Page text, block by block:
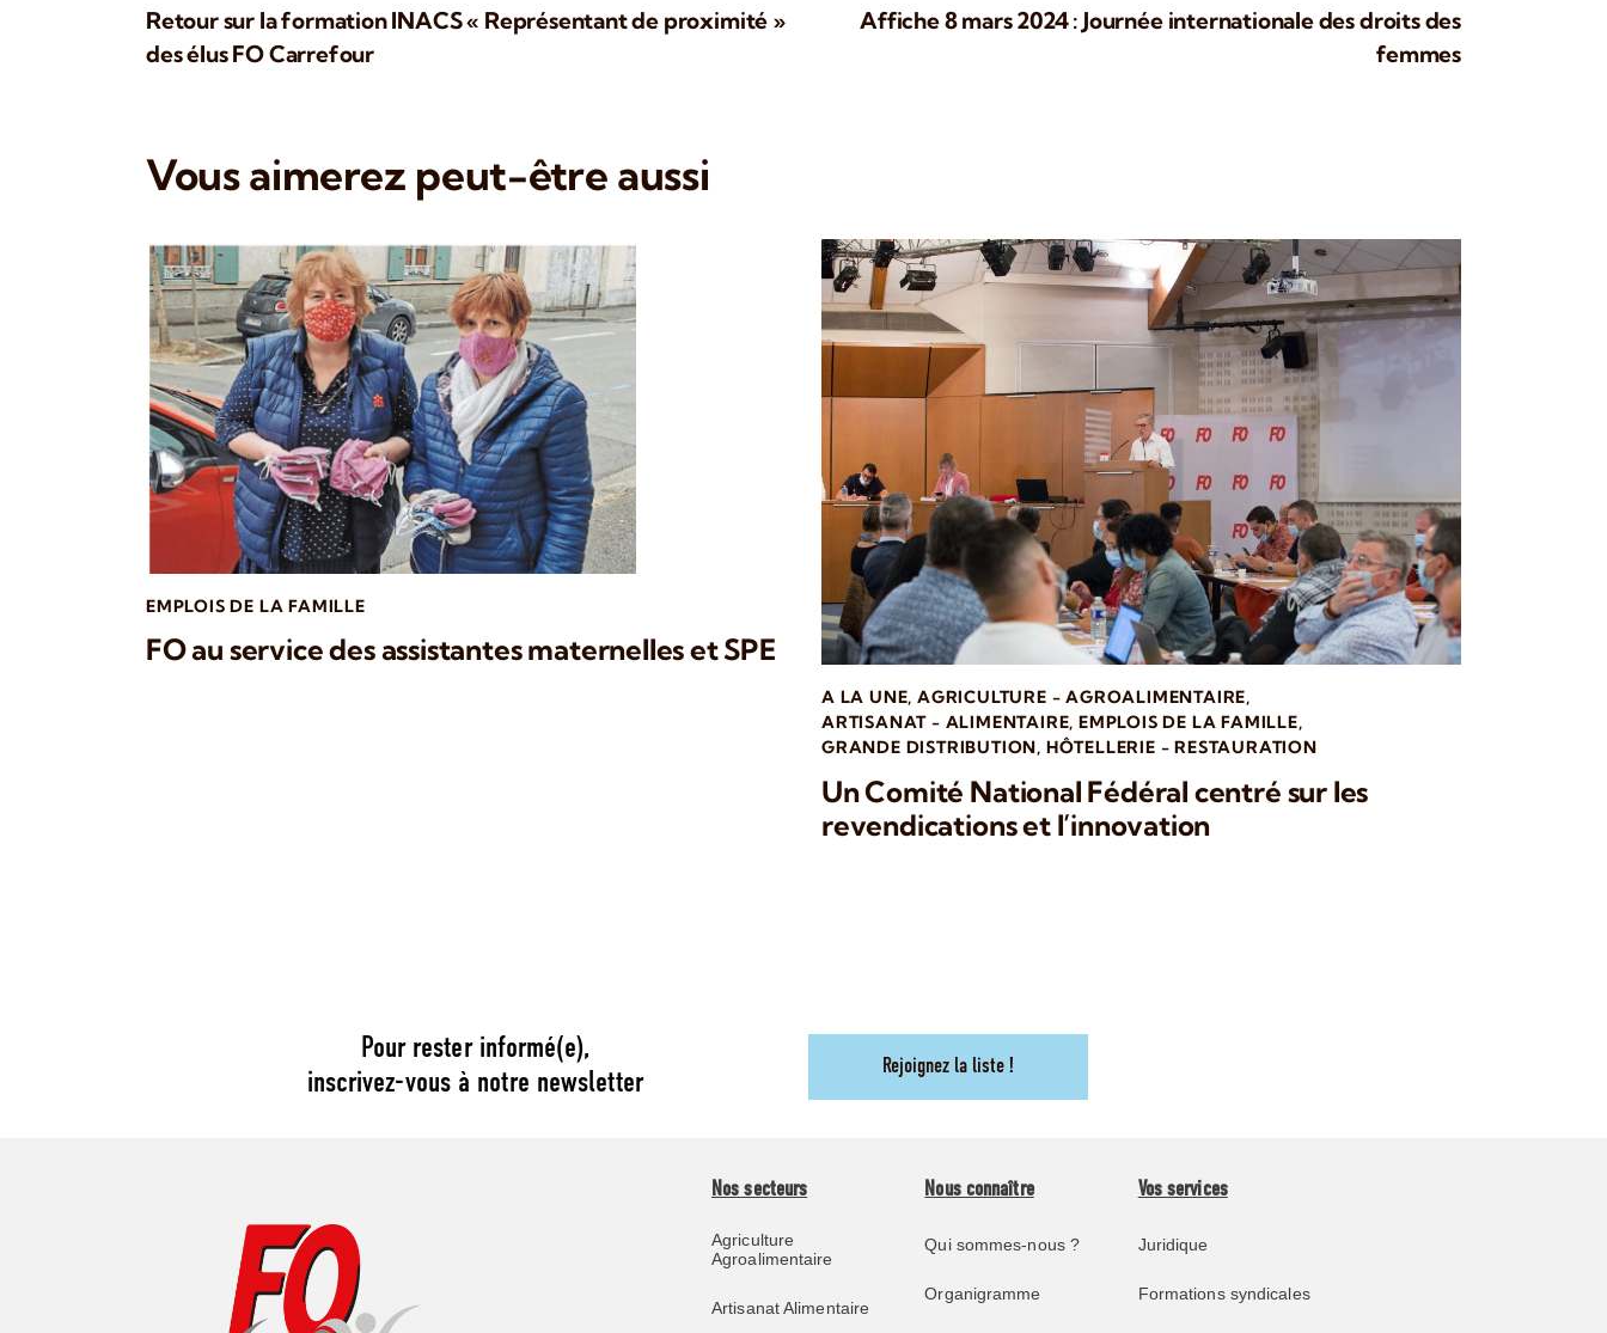
Retour sur la formation INACS « Représentant de proximité »
des élus FO Carrefour
Affiche 8 mars 2024 : Journée internationale des droits des
femmes
Vous aimerez peut-être aussi
EMPLOIS DE LA FAMILLE
FO au service des assistantes maternelles et SPE
A LA UNE,AGRICULTURE - AGROALIMENTAIRE,
ARTISANAT - ALIMENTAIRE,EMPLOIS DE LA FAMILLE,
GRANDE DISTRIBUTION, HÔTELLERIE - RESTAURATION
Un Comité National Fédéral centré sur les
revendications et l’innovation
Pour rester informé(e),
inscrivez-vous à notre newsletter
Rejoignez la liste !
Nos secteurs
Agriculture
Agroalimentaire
Artisanat Alimentaire
Nous connaître
Qui sommes-nous ?
Organigramme
Vos services
Juridique
Formations syndicales